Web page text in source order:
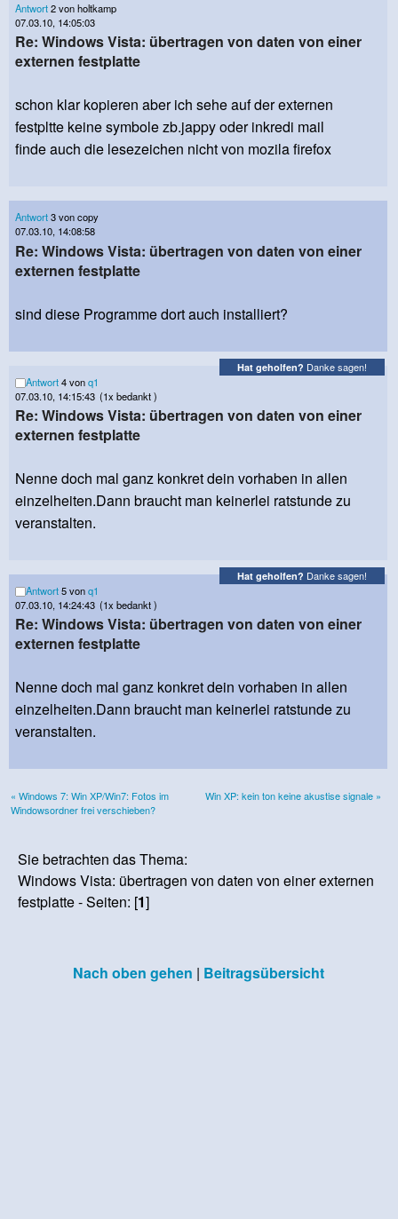
Antwort2 von holtkamp
07.03.10, 14:05:03
Re: Windows Vista: übertragen von daten von einer
externen festplatte
schon klar kopieren aber ich sehe auf der externen
festpltte keine symbole zb.jappy oder inkredi mail
finde auch die lesezeichen nicht von mozila firefox
Antwort3 von copy
07.03.10, 14:08:58
Re: Windows Vista: übertragen von daten von einer
externen festplatte
sind diese Programme dort auch installiert?
Hat geholfen? Danke sagen!
Antwort4 vonq1
07.03.10, 14:15:43 (1x bedankt )
Re: Windows Vista: übertragen von daten von einer
externen festplatte
Nenne doch mal ganz konkret dein vorhaben in allen
einzelheiten.Dann braucht man keinerlei ratstunde zu
veranstalten.
Hat geholfen? Danke sagen!
Antwort5 vonq1
07.03.10, 14:24:43 (1x bedankt )
Re: Windows Vista: übertragen von daten von einer
externen festplatte
Nenne doch mal ganz konkret dein vorhaben in allen
einzelheiten.Dann braucht man keinerlei ratstunde zu
veranstalten.
« Windows 7: Win XP/Win7: Fotos im
Windowsordner frei verschieben?
Win XP: kein ton keine akustise signale »
Sie betrachten das Thema:
Windows Vista: übertragen von daten von einer externen
festplatte - Seiten: [1]
Nach oben gehen | Beitragsübersicht